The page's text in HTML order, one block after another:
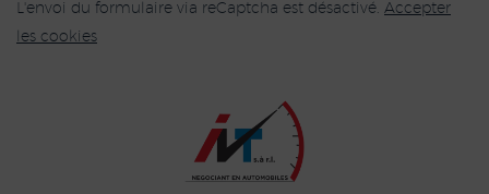
L'envoi du formulaire via reCaptcha est désactivé. Accepter
les cookies